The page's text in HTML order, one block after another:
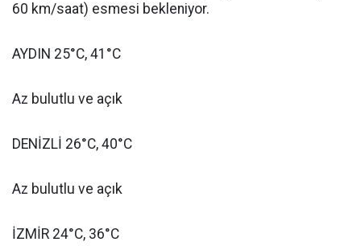
60 km/saat) esmesi bekleniyor.
AYDIN 25°C, 41°C
Az bulutlu ve açık
DENİZLİ 26°C, 40°C
Az bulutlu ve açık
İZMİR 24°C, 36°C